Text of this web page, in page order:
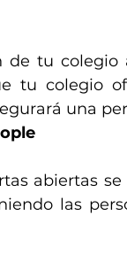
de tu colegio
tu colegio
una
abiertas se
las